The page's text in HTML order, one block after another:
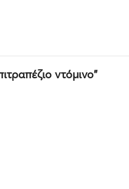
ντόμινο”